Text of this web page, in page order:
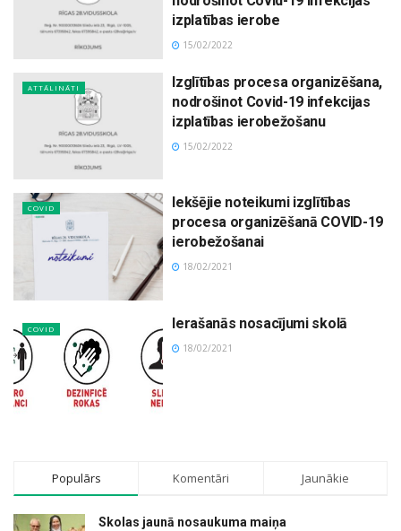
izplatības ierobe
15/02/2022
ATTĀLINĀTI
Izglītības procesa organizēšana,
nodrošinot Covid-19 infekcijas
izplatības ierobežošanu
15/02/2022
COVID
Iekšējie noteikumi izglītības
procesa organizēšanā COVID-19
ierobežošanai
18/02/2021
COVID Ierašanās nosacījumi skolā
18/02/2021
Populārs Komentāri Jaunākie
Skolas jaunā nosaukuma maiņa